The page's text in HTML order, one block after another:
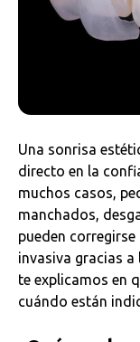
Una sonrisa
directo en la
muchos casos,
manchados,
pueden
invasiva gracias a
te explicamos en
cuándo están